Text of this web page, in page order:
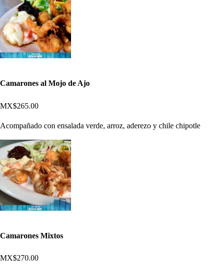
Camarones al Mojo de Ajo
MX$265.00
Acompañado con ensalada verde, arroz, aderezo y chile chipotle
Camarones Mixtos
MX$270.00